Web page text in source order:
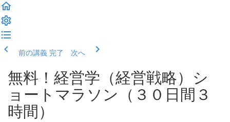
前の講義 完了 次へ
無料！経営学（経営戦略）シ
ョートマラソン（３０日間３
時間）